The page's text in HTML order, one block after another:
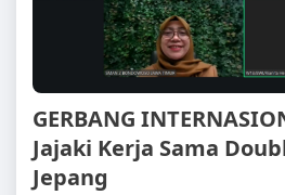
GERBANG
Jajaki Kerja Sama
Jepang